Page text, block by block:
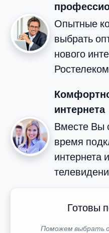
Опытные
выбрать
нового
интернета
Вместе Вы
время
интернета
Готовы
Поможем выбрать